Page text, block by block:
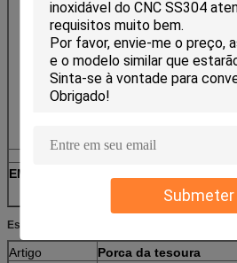
Submeter
Bronzy, vermelho, placa
Nylok, ruspert, Magni,
endureceu-se, fosfata
zinco chapeado (verde,
amarelo), arco-íris,
electroforese, Dacromet.
EMBALAGEM
exterior, ou de acordo
Especificações:
Artigo
Porca da tesoura